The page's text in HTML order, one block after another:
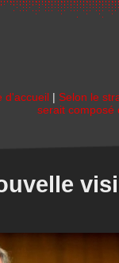
d'accueil | Selon le
serait composé